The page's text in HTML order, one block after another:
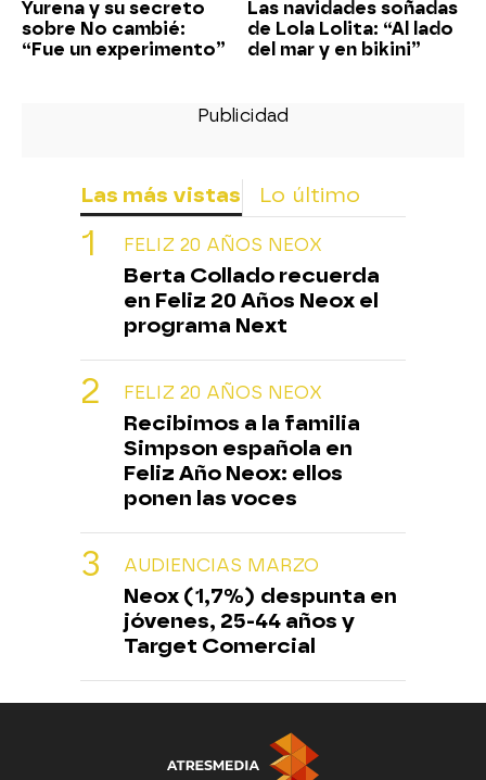
Yurena y su secreto
sobre No cambié:
“Fue un experimento”
Las navidades soñadas
de Lola Lolita: “Al lado
del mar y en bikini”
Las más vistas Lo último
FELIZ 20 AÑOS NEOX
Berta Collado recuerda
en Feliz 20 Años Neox el
programa Next
FELIZ 20 AÑOS NEOX
Recibimos a la familia
Simpson española en
Feliz Año Neox: ellos
ponen las voces
AUDIENCIAS MARZO
Neox (1,7%) despunta en
jóvenes, 25-44 años y
Target Comercial